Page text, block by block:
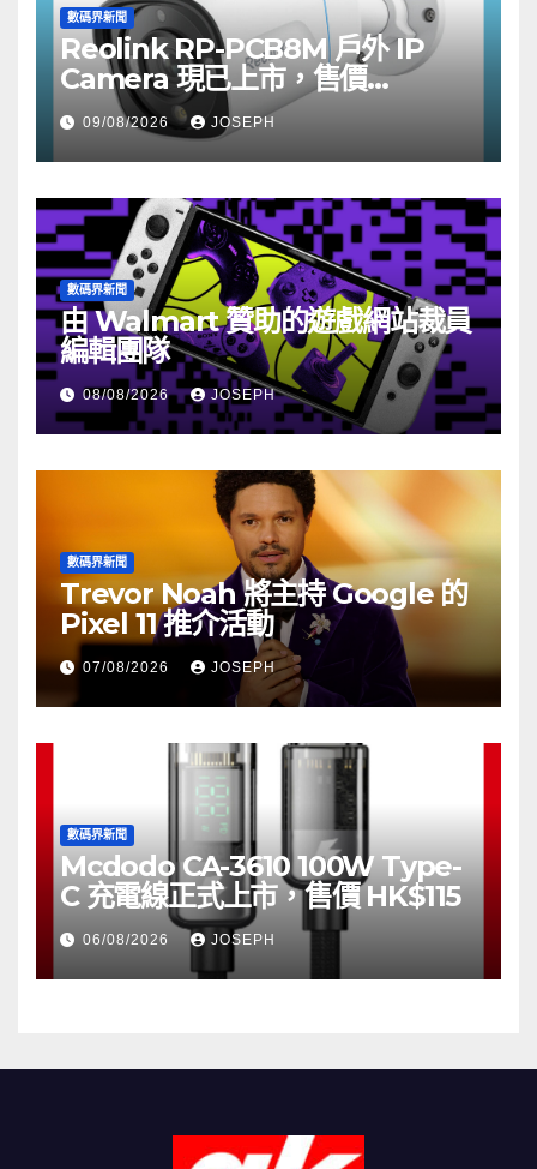
數碼界新聞
Reolink RP-PCB8M 戶外 IP
Camera 現已上市，售價
HK$722
09/08/2026 JOSEPH
數碼界新聞
由 Walmart 贊助的遊戲網站裁員
編輯團隊
08/08/2026 JOSEPH
數碼界新聞
Trevor Noah 將主持 Google 的
Pixel 11 推介活動
07/08/2026 JOSEPH
數碼界新聞
Mcdodo CA-3610 100W Type-
C 充電線正式上市，售價 HK$115
06/08/2026 JOSEPH